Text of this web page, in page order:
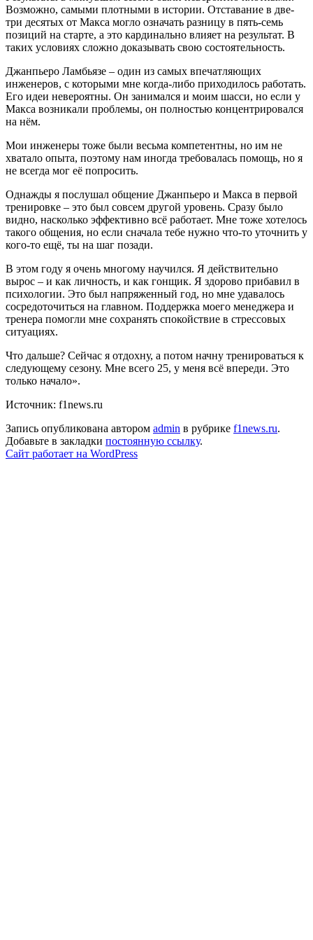
Возможно, самыми плотными в истории. Отставание в две-
три десятых от Макса могло означать разницу в пять-семь
позиций на старте, а это кардинально влияет на результат. В
таких условиях сложно доказывать свою состоятельность.
Джанпьеро Ламбьязе – один из самых впечатляющих
инженеров, с которыми мне когда-либо приходилось работать.
Его идеи невероятны. Он занимался и моим шасси, но если у
Макса возникали проблемы, он полностью концентрировался
на нём.
Мои инженеры тоже были весьма компетентны, но им не
хватало опыта, поэтому нам иногда требовалась помощь, но я
не всегда мог её попросить.
Однажды я послушал общение Джанпьеро и Макса в первой
тренировке – это был совсем другой уровень. Сразу было
видно, насколько эффективно всё работает. Мне тоже хотелось
такого общения, но если сначала тебе нужно что-то уточнить у
кого-то ещё, ты на шаг позади.
В этом году я очень многому научился. Я действительно
вырос – и как личность, и как гонщик. Я здорово прибавил в
психологии. Это был напряженный год, но мне удавалось
сосредоточиться на главном. Поддержка моего менеджера и
тренера помогли мне сохранять спокойствие в стрессовых
ситуациях.
Что дальше? Сейчас я отдохну, а потом начну тренироваться к
следующему сезону. Мне всего 25, у меня всё впереди. Это
только начало».
Источник: f1news.ru
Запись опубликована автором admin в рубрике f1news.ru.
Добавьте в закладки постоянную ссылку.
Сайт работает на WordPress